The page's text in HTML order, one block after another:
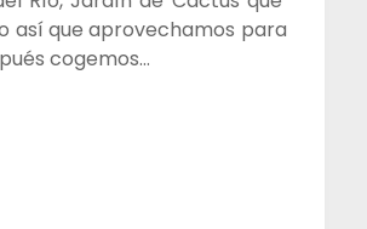
así que aprovechamos para
cogemos…